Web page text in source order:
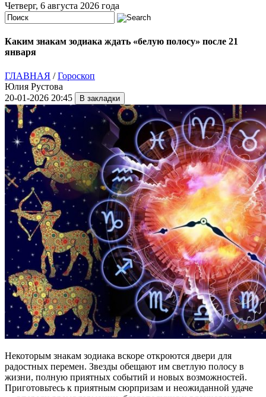
Четверг, 6 августа 2026 года
Каким знакам зодиака ждать «белую полосу» после 21
января
ГЛАВНАЯ /Гороскоп
Юлия Рустова
20-01-2026 20:45
Некоторым знакам зодиака вскоре откроются двери для
радостных перемен. Звезды обещают им светлую полосу в
жизни, полную приятных событий и новых возможностей.
Приготовьтесь к приятным сюрпризам и неожиданной удаче